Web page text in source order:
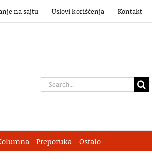
na sajtu Uslovi korišćenja Kontakt
Search
Preporuka Ostalo